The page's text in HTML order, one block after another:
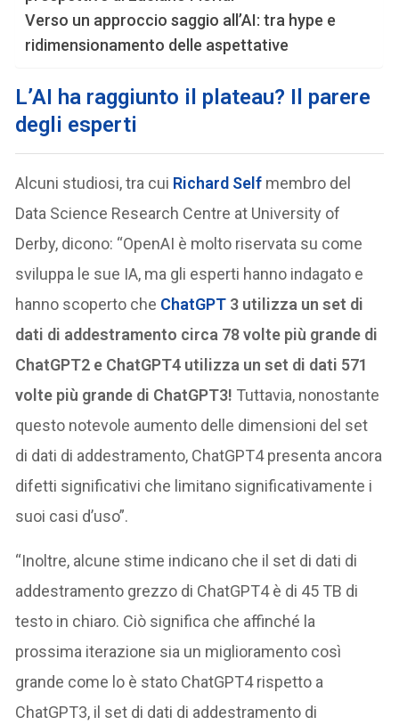
Verso un approccio saggio all’AI: tra hype e
ridimensionamento delle aspettative
L’AI ha raggiunto il plateau? Il parere
degli esperti
Alcuni studiosi, tra cui Richard Self membro del
Data Science Research Centre at University of
Derby, dicono: “OpenAI è molto riservata su come
sviluppa le sue IA, ma gli esperti hanno indagato e
hanno scoperto che ChatGPT 3 utilizza un set di
dati di addestramento circa 78 volte più grande di
ChatGPT2 e ChatGPT4 utilizza un set di dati 571
volte più grande di ChatGPT3! Tuttavia, nonostante
questo notevole aumento delle dimensioni del set
di dati di addestramento, ChatGPT4 presenta ancora
difetti significativi che limitano significativamente i
suoi casi d’uso”.
“Inoltre, alcune stime indicano che il set di dati di
addestramento grezzo di ChatGPT4 è di 45 TB di
testo in chiaro. Ciò significa che affinché la
prossima iterazione sia un miglioramento così
grande come lo è stato ChatGPT4 rispetto a
ChatGPT3, il set di dati di addestramento di